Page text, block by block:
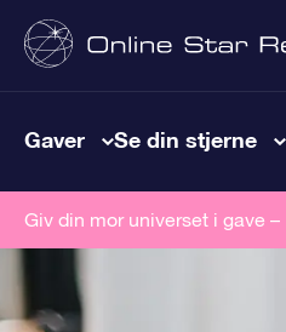
Gaver Se din stjerne
Giv din mor universet i gave –